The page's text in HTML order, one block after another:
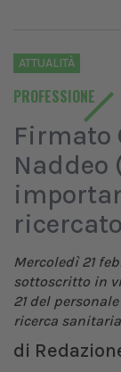
ATTUALITÀ
PROFESSIONE
Firmato
Mercoledì 21
sottoscritto in
21 del
ricerca sanitaria
di